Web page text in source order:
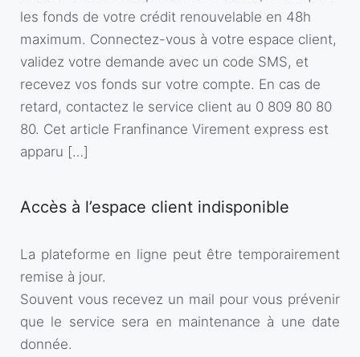
les fonds de votre crédit renouvelable en 48h
maximum. Connectez-vous à votre espace client,
validez votre demande avec un code SMS, et
recevez vos fonds sur votre compte. En cas de
retard, contactez le service client au 0 809 80 80
80. Cet article Franfinance Virement express est
apparu […]
Accès à l’espace client indisponible
La plateforme en ligne peut être temporairement
remise à jour.
Souvent vous recevez un mail pour vous prévenir
que le service sera en maintenance à une date
donnée.